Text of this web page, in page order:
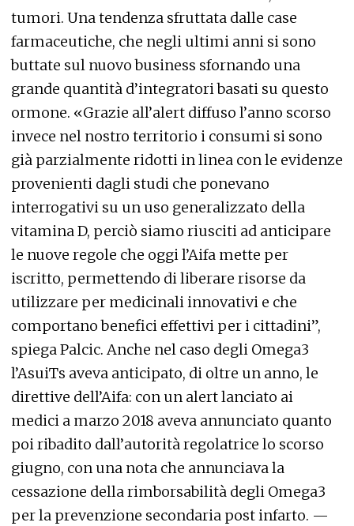
tumori. Una tendenza sfruttata dalle case
farmaceutiche, che negli ultimi anni si sono
buttate sul nuovo business sfornando una
grande quantità d’integratori basati su questo
ormone. «Grazie all’alert diffuso l’anno scorso
invece nel nostro territorio i consumi si sono
già parzialmente ridotti in linea con le evidenze
provenienti dagli studi che ponevano
interrogativi su un uso generalizzato della
vitamina D, perciò siamo riusciti ad anticipare
le nuove regole che oggi l’Aifa mette per
iscritto, permettendo di liberare risorse da
utilizzare per medicinali innovativi e che
comportano benefici effettivi per i cittadini”,
spiega Palcic. Anche nel caso degli Omega3
l’AsuiTs aveva anticipato, di oltre un anno, le
direttive dell’Aifa: con un alert lanciato ai
medici a marzo 2018 aveva annunciato quanto
poi ribadito dall’autorità regolatrice lo scorso
giugno, con una nota che annunciava la
cessazione della rimborsabilità degli Omega3
per la prevenzione secondaria post infarto. —